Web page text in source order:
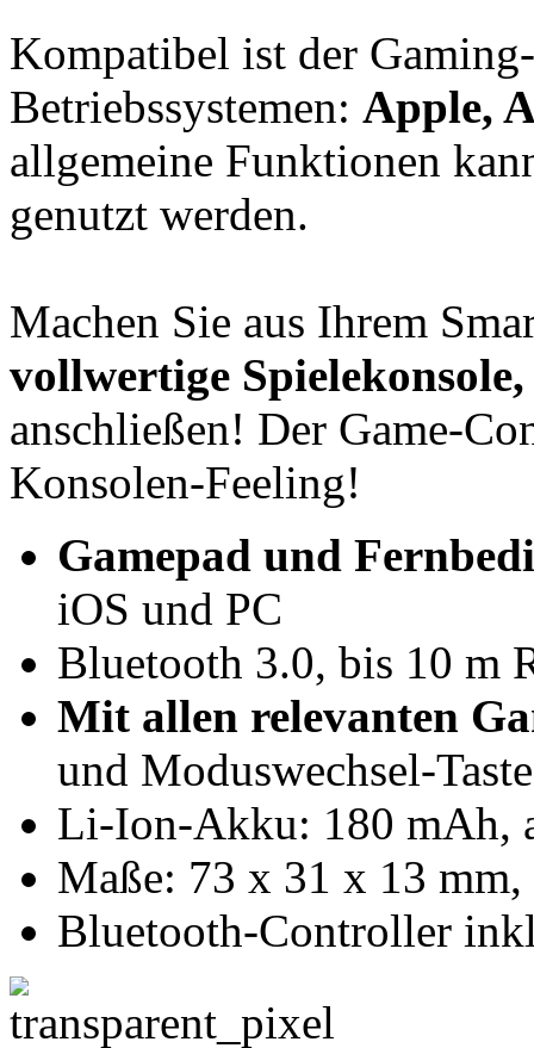
Kompatibel ist der
Betriebssystemen: Apple,
allgemeine Funktionen
genutzt werden.
Machen Sie aus Ihrem
vollwertige Spielekonsole,
anschließen! Der Game-
Konsolen-Feeling!
Gamepad und
iOS und PC
Bluetooth 3.0, bis 10 m
Mit allen relevanten
und Moduswechsel-Taste
Li-Ion-Akku: 180 mAh,
Maße: 73 x 31 x 13
Bluetooth-Controller